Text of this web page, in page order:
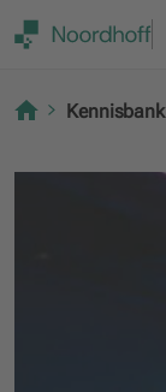
Kennisbank